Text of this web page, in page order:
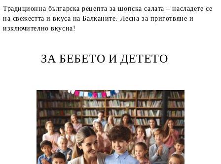
Традиционна българска рецепта за шопска салата – насладете се
на свежестта и вкуса на Балканите. Лесна за приготвяне и
изключително вкусна!
ЗА БЕБЕТО И ДЕТЕТО